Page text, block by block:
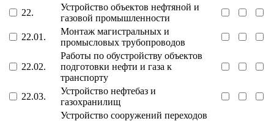
22.
Устройство объектов нефтяной и
газовой промышленности
22.01.
Монтаж магистральных и
промысловых трубопроводов
22.02.
Работы по обустройству объектов
подготовки нефти и газа к
транспорту
22.03.
Устройство нефтебаз и
газохранилищ
Устройство сооружений переходов